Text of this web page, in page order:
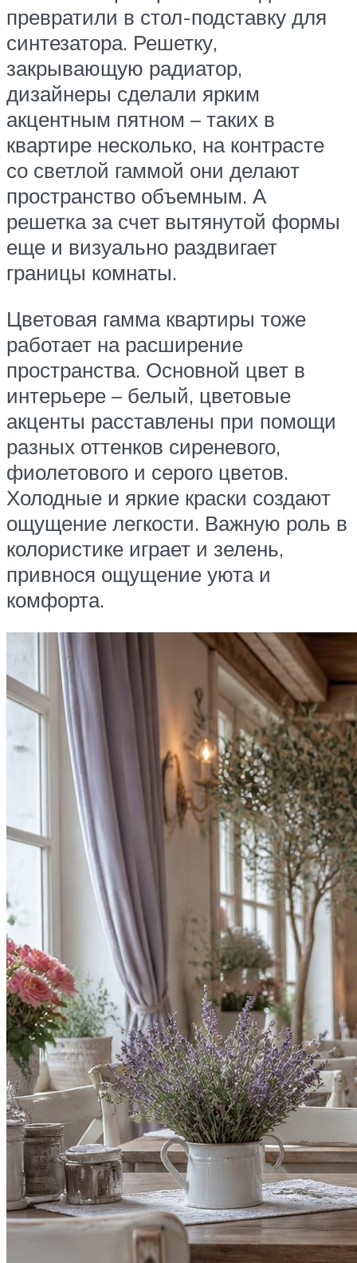
превратили в стол-подставку для
синтезатора. Решетку,
закрывающую радиатор,
дизайнеры сделали ярким
акцентным пятном – таких в
квартире несколько, на контрасте
со светлой гаммой они делают
пространство объемным. А
решетка за счет вытянутой формы
еще и визуально раздвигает
границы комнаты.
Цветовая гамма квартиры тоже
работает на расширение
пространства. Основной цвет в
интерьере – белый, цветовые
акценты расставлены при помощи
разных оттенков сиреневого,
фиолетового и серого цветов.
Холодные и яркие краски создают
ощущение легкости. Важную роль в
колористике играет и зелень,
привнося ощущение уюта и
комфорта.